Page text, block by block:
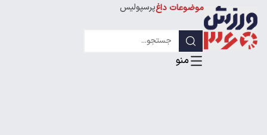
موضوعات داغپرسپولیس
لیگ قهرمانان